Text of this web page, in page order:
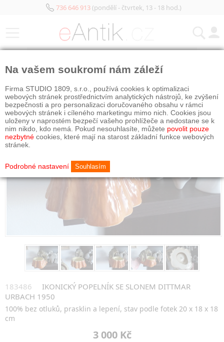
736 646 913(pondělí - čtvrtek, 13 - 18 hod.)
183486
IKONICKÝ POPELNÍK SE SLONEM DITTMAR
URBACH 1950
100% bez otluků, prasklin a lepení, stav podle fotek 20 x 18 x 18
cm
3 000 Kč
Na vašem soukromí nám záleží
Firma STUDIO 1809, s.r.o., používá cookies k optimalizaci
webových stránek prostřednictvím analytických nástrojů, ke zvýšení
bezpečnosti a pro personalizaci doručovaného obsahu v rámci
webových stránek i cíleného marketingu mimo nich. Cookies jsou
uloženy v naprostém bezpečí vašeho prohlížeče a nedostane se k
nim nikdo, kdo nemá. Pokud nesouhlasíte, můžete povolit pouze
nezbytné cookies, které mají na starost základní funkce webových
stránek.
Podrobné nastavení Souhlasím